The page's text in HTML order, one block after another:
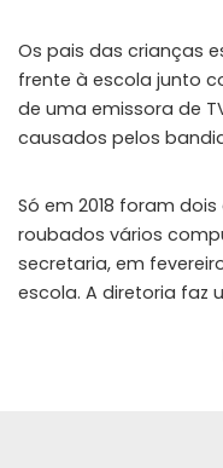
Os pais das crianças
frente à escola junto
de uma emissora de
causados pelos
Só em 2018 foram
roubados vários
secretaria, em
escola. A diretoria faz